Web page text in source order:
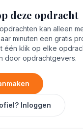
deze opdracht
kan alleen
minuten een gratis
één klik op elke
door opdrachtgevers.
Inloggen